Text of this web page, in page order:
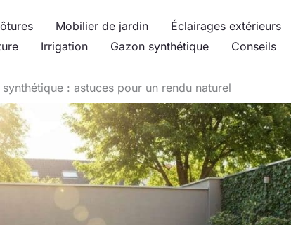
Mobilier de jardin Éclairages extérieurs
Irrigation Gazon synthétique Conseils
synthétique : astuces pour un rendu naturel